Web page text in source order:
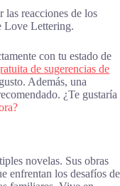
las reacciones de los
Love Lettering.
con tu estado de
de sugerencias de
Además, una
¿Te gustaría
novelas. Sus obras
enfrentan los desafíos de